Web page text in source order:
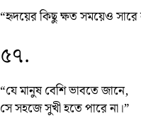
“হৃদয়ের কিছু ক্ষত সময়েও সারে
৫৭.
“যে মানুষ বেশি ভাবতে জানে,
সে সহজে সুখী হতে পারে না।”